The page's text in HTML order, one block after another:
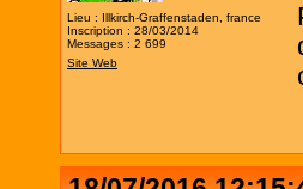
Lieu : Illkirch-Graffenstaden, france
Inscription : 28/03/2014
Messages : 2 699
Site Web